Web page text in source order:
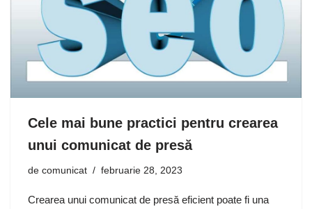
Cele mai bune practici pentru crearea
unui comunicat de presă
de comunicat februarie 28, 2023
Crearea unui comunicat de presă eficient poate fi una